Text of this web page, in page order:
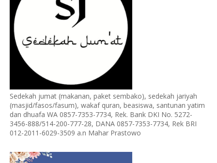
Sedekah jumat (makanan, paket sembako), sedekah jariyah
(masjid/fasos/fasum), wakaf quran, beasiswa, santunan yatim
dan dhuafa WA 0857-7353-7734, Rek. Bank DKI No. 5272-
3456-888/514-200-777-28, DANA 0857-7353-7734, Rek BRI
012-2011-6029-3509 a.n Mahar Prastowo